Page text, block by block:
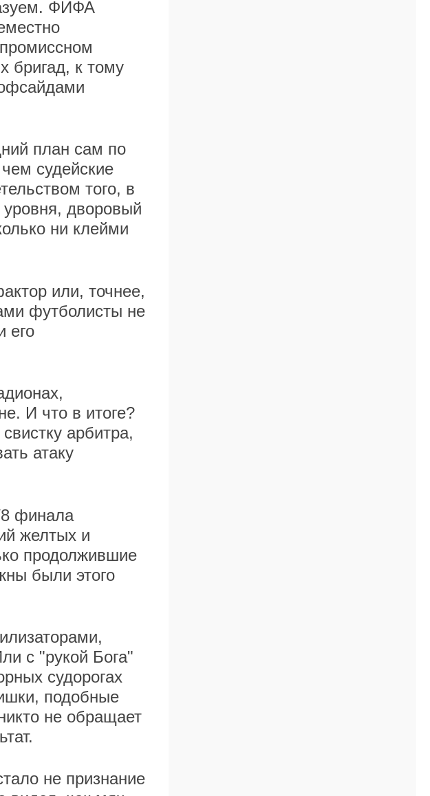
ФИФА
бригад, к тому
план сам по
судейские
того, в
дворовый
ни клейми
или, точнее,
футболисты не
его
И что в итоге?
арбитра,
атаку
финала
желтых и
продолжившие
были этого
с "рукой Бога"
судорогах
подобные
не обращает
не признание